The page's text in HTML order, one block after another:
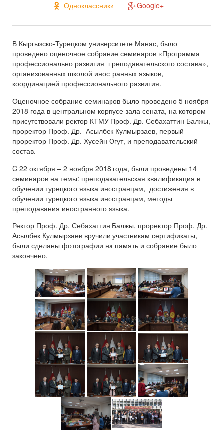
Одноклассники
Google+
В Кыргызско-Турецком университете Манас, было
проведено оценочное собрание семинаров «Программа
профессионально развития преподавательского состава»,
организованных школой иностранных языков,
координацией профессионального развития.
Оценочное собрание семинаров было проведено 5 ноября
2018 года в центральном корпусе зала сената, на котором
присутствовали ректор КТМУ Проф. Др. Себахаттин Балжы,
проректор Проф. Др. Асылбек Кулмырзаев, первый
проректор Проф. Др. Хусейн Огут, и преподавательский
состав.
C 22 октября – 2 ноября 2018 года, были проведены 14
семинаров на темы: преподавательская квалификация в
обучении турецкого языка иностранцам, достижения в
обучении турецкого языка иностранцам, методы
преподавания иностранного языка.
Ректор Проф. Др. Себахаттин Балжы, проректор Проф. Др.
Асылбек Кулмырзаев вручили участникам сертификаты,
были сделаны фотографии на память и собрание было
закончено.